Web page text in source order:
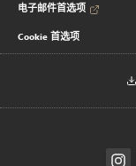
电子邮件首选项
Cookie 首选项